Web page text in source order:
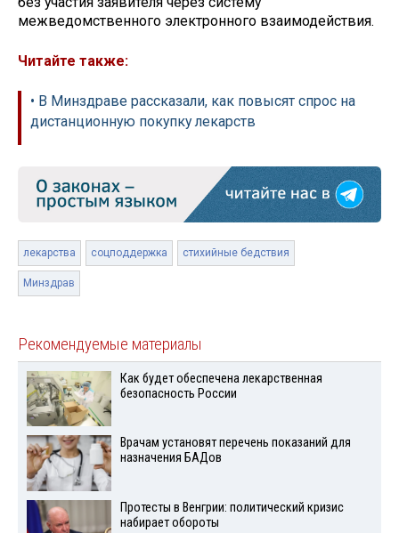
межведомственного электронного взаимодействия.
Читайте также:
• В Минздраве рассказали, как повысят спрос на
дистанционную покупку лекарств
лекарства соцподдержка стихийные бедствия
Минздрав
Рекомендуемые материалы
Как будет обеспечена лекарственная
безопасность России
Врачам установят перечень показаний для
назначения БАДов
Протесты в Венгрии: политический кризис
набирает обороты